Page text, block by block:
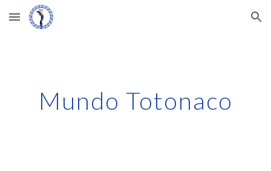
Skip to main content Skip to navigation
Mundo Totonaco